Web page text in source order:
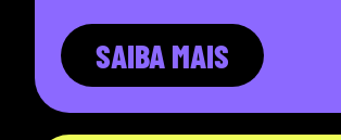
SAIBA MAIS